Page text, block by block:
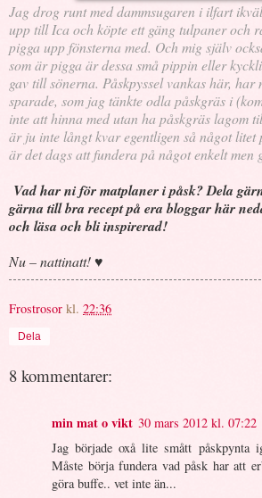
Jag drog runt med dammsugaren i ilfart
upp till Ica och köpte ett gäng tulpaner och
pigga upp fönsterna med. Och mig själv
som är pigga är dessa små pippin eller
gav till sönerna. Påskpyssel vankas här, har
sparade, som jag tänkte odla påskgräs i
inte att hinna med utan ha påskgräs lagom
är ju inte långt kvar egentligen så något litet
är det dags att fundera på något enkelt men
Vad har ni för matplaner i påsk? Dela
gärna till bra recept på era bloggar här
och läsa och bli inspirerad!
Nu – nattinatt! ♥
Frostrosor kl. 22:36
Dela
8 kommentarer:
min mat o vikt 30 mars 2012 kl. 07:22
Jag började oxå lite smått påskpynta
Måste börja fundera vad påsk har att
göra buffe.. vet inte än...